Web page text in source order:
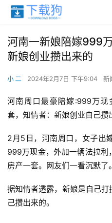
河南一新娘陪嫁999
新娘创业攒出来的
小 二 2024年2月7日 下午9:04 新
河南周口最豪陪嫁:999万
套，知情者：新娘创业自己攒
2月5日，河南周口，女子出
999万现金，外加一辆法拉利
房产一套。网友们一看沉默了。
据知情者透露，新娘是自己
己攒出来的。